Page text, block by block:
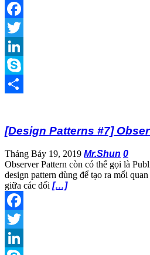
Facebook
Twitter
LinkedIn
Skype
[Design Patterns #7]
Tháng Bảy 19, 2019 Mr.Shun 0
Observer Pattern còn có thể gọi là
design pattern dùng để tạo ra mối
giữa các đối […]
Facebook
Twitter